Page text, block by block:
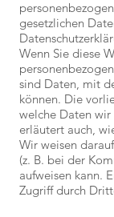
gesetzlichen
Wenn Sie diese
sind Daten, mit
können. Die
welche Daten
erläutert auch,
Wir weisen
(z. B. bei der
aufweisen kann.
Zugriff durch